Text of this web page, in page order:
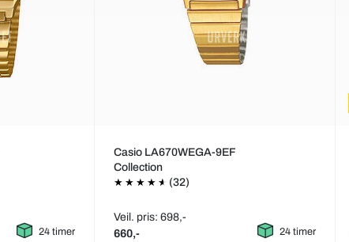
24 timer
Casio LA670WEGA-9EF
Collection
(32)
Veil. pris: 698,-
660,- 24 timer